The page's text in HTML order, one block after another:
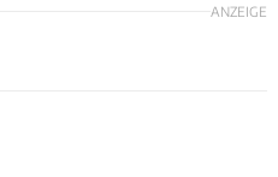
ANZEIGE